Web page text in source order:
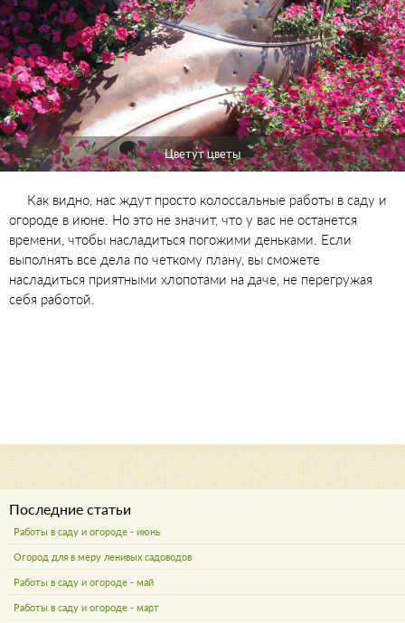
Цветут цветы
Как видно, нас ждут просто колоссальные работы в саду и
огороде в июне. Но это не значит, что у вас не останется
времени, чтобы насладиться погожими деньками. Если
выполнять все дела по четкому плану, вы сможете
насладиться приятными хлопотами на даче, не перегружая
себя работой.
Последние статьи
Работы в саду и огороде - июнь
Огород для в меру ленивых садоводов
Работы в саду и огороде - май
Работы в саду и огороде - март